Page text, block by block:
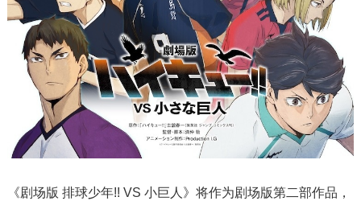
《剧场版 排球少年!! VS 小巨人》将作为剧场版第二部作品，